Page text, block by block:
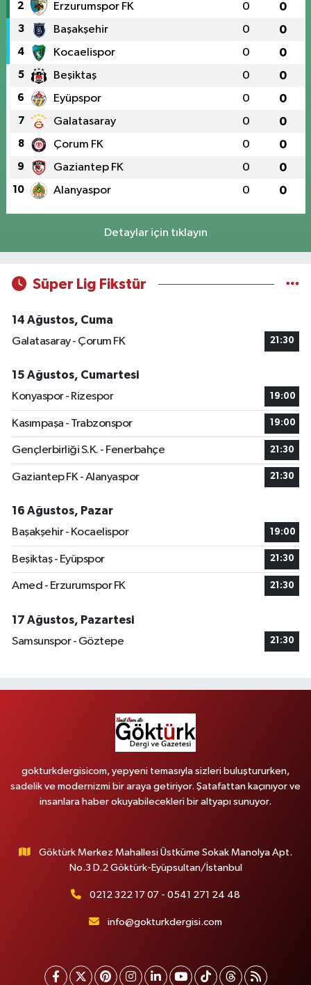
2 Erzurumspor FK 0 0
3 Başakşehir 0 0
4 Kocaelispor 0 0
5 Beşiktaş 0 0
6 Eyüpspor 0 0
7 Galatasaray 0 0
8 Çorum FK 0 0
9 Gaziantep FK 0 0
10 Alanyaspor 0 0
Detaylar için tıklayın
Süper Lig Fikstür
14 Ağustos, Cuma
Galatasaray - Çorum FK
21:30
15 Ağustos, Cumartesi
Konyaspor - Rizespor
19:00
Kasımpaşa - Trabzonspor 19:00
Gençlerbirliği S.K. - Fenerbahçe 21:30
Gaziantep FK - Alanyaspor 21:30
16 Ağustos, Pazar
Başakşehir - Kocaelispor
19:00
Beşiktaş - Eyüpspor 21:30
Amed - Erzurumspor FK 21:30
17 Ağustos, Pazartesi
Samsunspor - Göztepe
21:30
gokturkdergisicom, yepyeni temasıyla sizleri buluştururken,
sadelik ve modernizmi bir araya getiriyor. Şatafattan kaçınıyor ve
insanlara haber okuyabilecekleri bir altyapı sunuyor.
Göktürk Merkez Mahallesi Üstküme Sokak Manolya Apt.
No.3 D.2 Göktürk-Eyüpsultan/İstanbul
0212 322 17 07 - 0541 271 24 48
info@gokturkdergisi.com